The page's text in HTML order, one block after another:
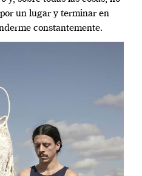
un lugar y terminar en
constantemente.